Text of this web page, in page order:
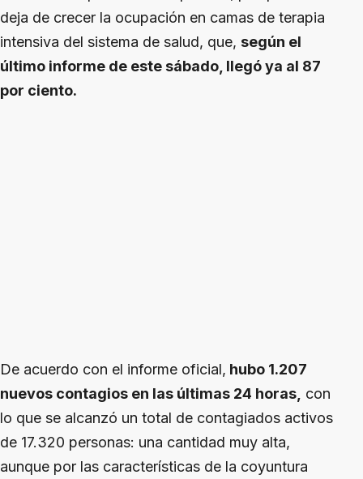
deja de crecer la ocupación en camas de terapia
intensiva del sistema de salud, que, según el
último informe de este sábado, llegó ya al 87
por ciento.
De acuerdo con el informe oficial, hubo 1.207
nuevos contagios en las últimas 24 horas, con
lo que se alcanzó un total de contagiados activos
de 17.320 personas: una cantidad muy alta,
aunque por las características de la coyuntura